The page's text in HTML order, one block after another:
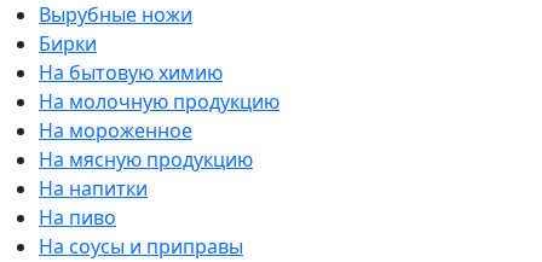
Вырубные ножи
Бирки
На бытовую химию
На молочную продукцию
На мороженное
На мясную продукцию
На напитки
На пиво
На соусы и приправы